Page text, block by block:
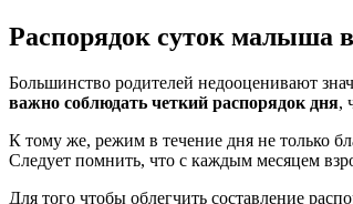
Распорядок суток малыша
Большинство родителей недооценивают
важно соблюдать четкий распорядок дня,
К тому же, режим в течение дня не только
Следует помнить, что с каждым месяцем
Для того чтобы облегчить составление